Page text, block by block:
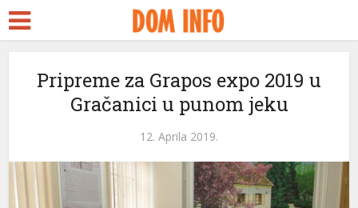
Pripreme za Grapos expo 2019 u
Gračanici u punom jeku
12. Aprila 2019.